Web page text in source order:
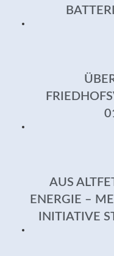
AUS
ENERGIE –
INITIATIVE